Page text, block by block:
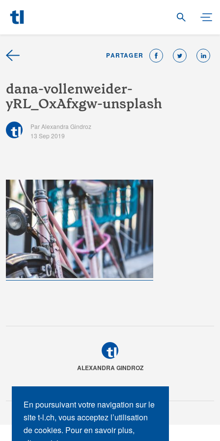
PARTAGER
dana-vollenweider-
yRL OxAfxgw-unsplash
Par Alexandra Gindroz
13 Sep 2019
ALEXANDRA GINDROZ
En poursuivant votre navigation sur le
site t-l.ch, vous acceptez l’utilisation
de cookies. Pour en savoir plus,